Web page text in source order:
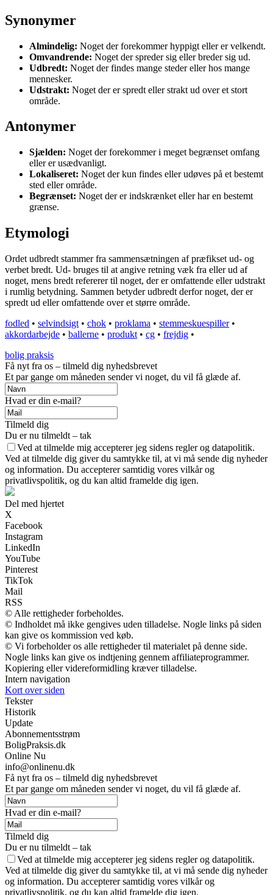
Synonymer
Almindelig: Noget der forekommer hyppigt eller er velkendt.
Omvandrende: Noget der spreder sig eller breder sig ud.
Udbredt: Noget der findes mange steder eller hos mange
mennesker.
Udstrakt: Noget der er spredt eller strakt ud over et stort
område.
Antonymer
Sjælden: Noget der forekommer i meget begrænset omfang
eller er usædvanligt.
Lokaliseret: Noget der kun findes eller udøves på et bestemt
sted eller område.
Begrænset: Noget der er indskrænket eller har en bestemt
grænse.
Etymologi
Ordet udbredt stammer fra sammensætningen af præfikset ud- og
verbet bredt. Ud- bruges til at angive retning væk fra eller ud af
noget, mens bredt refererer til noget, der er omfattende eller udstrakt
i rumlig betydning. Sammen betyder udbredt derfor noget, der er
spredt ud eller omfattende over et større område.
fodled • selvindsigt • chok • proklama • stemmeskuespiller•
akkordarbejde • ballerne • produkt • cg • frejdig •
bolig praksis
Få nyt fra os – tilmeld dig nyhedsbrevet
Et par gange om måneden sender vi noget, du vil få glæde af.
Hvad er din e-mail?
Tilmeld dig
Du er nu tilmeldt – tak
Ved at tilmelde mig accepterer jeg sidens regler og datapolitik.
Ved at tilmelde dig giver du samtykke til, at vi må sende dig nyheder
og information. Du accepterer samtidig vores vilkår og
privatlivspolitik, og du kan altid framelde dig igen.
Del med hjertet
X
Facebook
Instagram
LinkedIn
YouTube
Pinterest
TikTok
Mail
RSS
© Alle rettigheder forbeholdes.
© Indholdet må ikke gengives uden tilladelse. Nogle links på siden
kan give os kommission ved køb.
© Vi forbeholder os alle rettigheder til materialet på denne side.
Nogle links kan give os indtjening gennem affiliateprogrammer.
Kopiering eller videreformidling kræver tilladelse.
Intern navigation
Kort over siden
Tekster
Historik
Update
Abonnementsstrøm
BoligPraksis.dk
Online Nu
info@onlinenu.dk
Få nyt fra os – tilmeld dig nyhedsbrevet
Et par gange om måneden sender vi noget, du vil få glæde af.
Hvad er din e-mail?
Tilmeld dig
Du er nu tilmeldt – tak
Ved at tilmelde mig accepterer jeg sidens regler og datapolitik.
Ved at tilmelde dig giver du samtykke til, at vi må sende dig nyheder
og information. Du accepterer samtidig vores vilkår og
privatlivspolitik, og du kan altid framelde dig igen.